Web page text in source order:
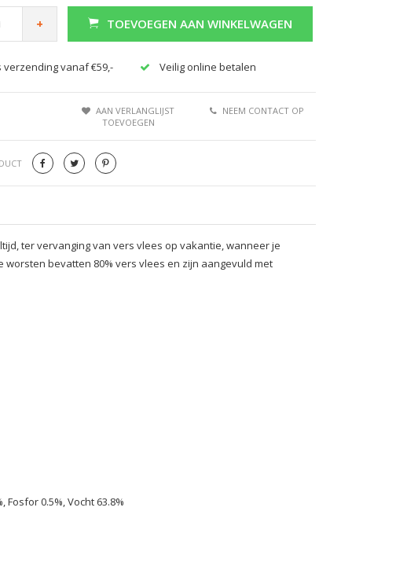
+ TOEVOEGEN AAN WINKELWAGEN
verzending vanaf €59,- Veilig online betalen
AAN VERLANGLIJST
TOEVOEGEN
NEEM CONTACT OP
ter vervanging van vers vlees op vakantie, wanneer je
bevatten 80% vers vlees en zijn aangevuld met
Fosfor 0.5%, Vocht 63.8%